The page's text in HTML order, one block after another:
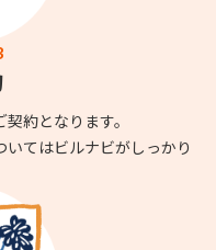
約となります。
てはビルナビがしっかり